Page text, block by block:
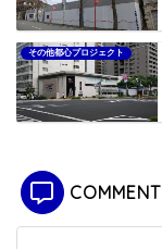
その他都心プロジェクト
COMMENT